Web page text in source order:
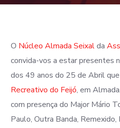
O Núcleo Almada Seixalda
convida-vos a estar presentes
dos 49 anos do 25 de Abril
Recreativo do Feijó, em
com presença do Major Mário
Paulo, Outra Banda, Remexido,